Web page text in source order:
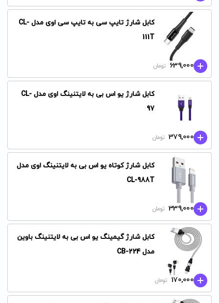
کابل شارژ تایپ سی به تایپ سی اوی مدل CL-
111T
639,000 تومان
کابل شارژ یو اس بی به لایتنینگ اوی مدل CL-
97
379,000 تومان
کابل شارژ کوتاه یو اس بی به لایتنینگ اوی مدل
CL-988T
339,000 تومان
کابل شارژ گیمینگ یو اس بی به لایتنینگ باوین
مدل CB-224
170,000 تومان